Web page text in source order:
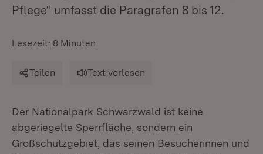
Pflege“ umfasst die Paragrafen 8 bis 12.
Lesezeit: 8 Minuten
Teilen Text vorlesen
Der Nationalpark Schwarzwald ist keine
abgeriegelte Sperrfläche, sondern ein
Großschutzgebiet, das seinen Besucherinnen und